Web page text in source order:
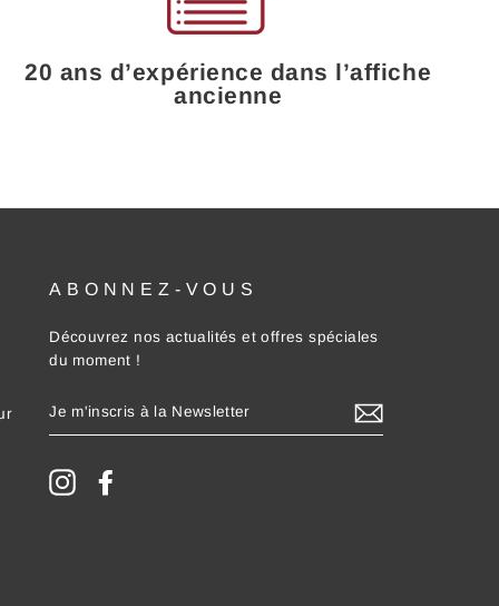
20 ans d’expérience dans l’affiche
ancienne
ABONNEZ-VOUS
Découvrez nos actualités et offres spéciales
du moment !
M'INSCRIS
À
NEWSLETTER
Instagram